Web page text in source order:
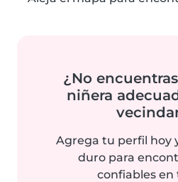
¿No
niñera
Agrega tu perfil hoy
duro para
confiables en